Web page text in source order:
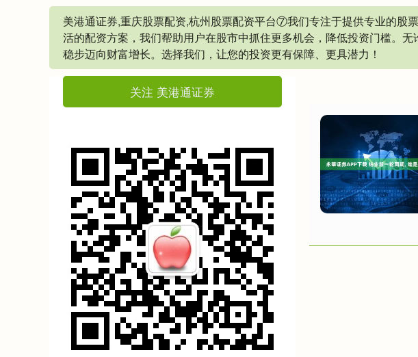
美港通证券,重庆股票配资,杭州股票配资平台⑦我们专注于提供专业的股
活的配资方案，我们帮助用户在股市中抓住更多机会，降低投资门槛。
稳步迈向财富增长。选择我们，让您的投资更有保障、更具潜力！
关注 美港通证券